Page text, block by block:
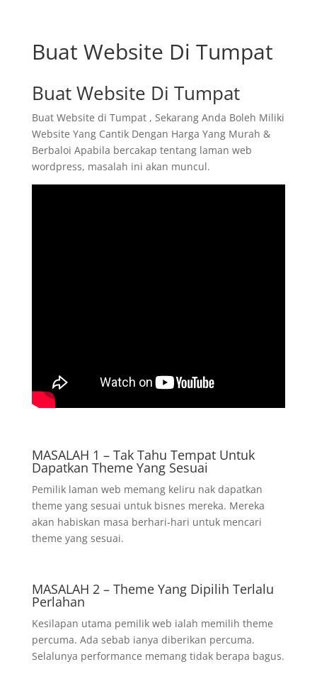
Buat Website Di Tumpat
Buat Website Di Tumpat
Buat Website di Tumpat , Sekarang Anda Boleh Miliki
Website Yang Cantik Dengan Harga Yang Murah &
Berbaloi Apabila bercakap tentang laman web
wordpress, masalah ini akan muncul.
MASALAH 1 – Tak Tahu Tempat Untuk
Dapatkan Theme Yang Sesuai
Pemilik laman web memang keliru nak dapatkan
theme yang sesuai untuk bisnes mereka. Mereka
akan habiskan masa berhari-hari untuk mencari
theme yang sesuai.
MASALAH 2 – Theme Yang Dipilih Terlalu
Perlahan
Kesilapan utama pemilik web ialah memilih theme
percuma. Ada sebab ianya diberikan percuma.
Selalunya performance memang tidak berapa bagus.